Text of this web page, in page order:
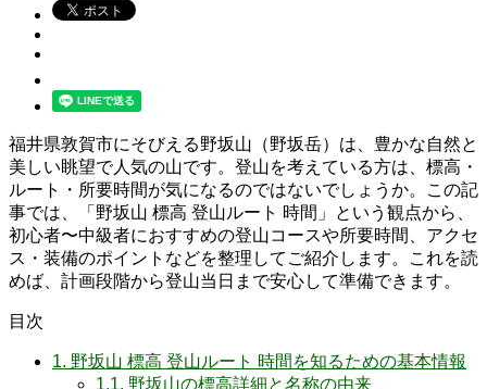
福井県敦賀市にそびえる野坂山（野坂岳）は、豊かな自然と
美しい眺望で人気の山です。登山を考えている方は、標高・
ルート・所要時間が気になるのではないでしょうか。この記
事では、「野坂山 標高 登山ルート 時間」という観点から、
初心者〜中級者におすすめの登山コースや所要時間、アクセ
ス・装備のポイントなどを整理してご紹介します。これを読
めば、計画段階から登山当日まで安心して準備できます。
目次
1. 野坂山 標高 登山ルート 時間を知るための基本情報
1.1. 野坂山の標高詳細と名称の由来